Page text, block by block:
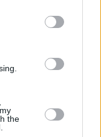
the
για την
φυτό που